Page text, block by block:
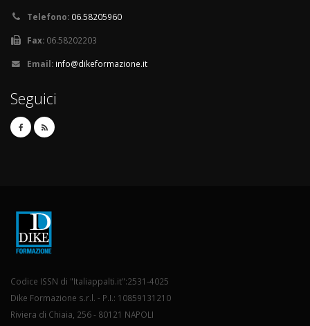
Telefono: 06.58205960
Fax: 06.58202203
Email: info@dikeformazione.it
Seguici
Codice ISSN di "Italiappalti.it":2531-4025
Dike Formazione s.r.l. - P.I.: 10859131210
Riviera di Chiaia, 256 - 80121 NAPOLI